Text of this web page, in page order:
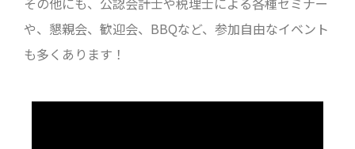
や、懇親会、歓迎会、BBQなど、参加自由なイベント
も多くあります！